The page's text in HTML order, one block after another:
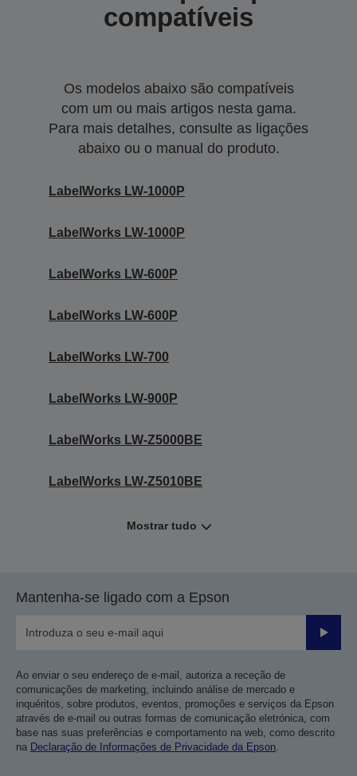
compatíveis
Os modelos abaixo são compatíveis
com um ou mais artigos nesta gama.
Para mais detalhes, consulte as ligações
abaixo ou o manual do produto.
LabelWorks LW-1000P
LabelWorks LW-1000P
LabelWorks LW-600P
LabelWorks LW-600P
LabelWorks LW-700
LabelWorks LW-900P
LabelWorks LW-Z5000BE
LabelWorks LW-Z5010BE
Mostrar tudo
Mantenha-se ligado com a Epson
Enviar
Ao enviar o seu endereço de e-mail, autoriza a receção de
comunicações de marketing, incluindo análise de mercado e
inquéritos, sobre produtos, eventos, promoções e serviços da Epson
através de e-mail ou outras formas de comunicação eletrónica, com
base nas suas preferências e comportamento na web, como descrito
na Declaração de Informações de Privacidade da Epson